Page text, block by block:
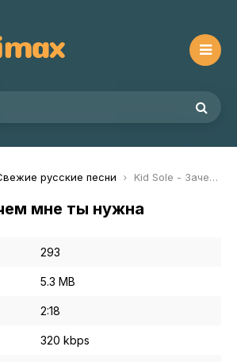
русские песни Kid Sole - Зачем мне ты нужна
мне ты нужна
293
5.3 MB
2:18
320 kbps